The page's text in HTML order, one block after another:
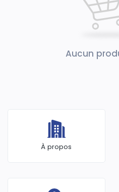
Aucun
À propos